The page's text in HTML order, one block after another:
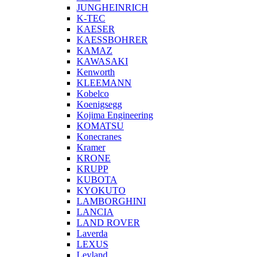
JUNGHEINRICH
K-TEC
KAESER
KAESSBOHRER
KAMAZ
KAWASAKI
Kenworth
KLEEMANN
Kobelco
Koenigsegg
Kojima Engineering
KOMATSU
Konecranes
Kramer
KRONE
KRUPP
KUBOTA
KYOKUTO
LAMBORGHINI
LANCIA
LAND ROVER
Laverda
LEXUS